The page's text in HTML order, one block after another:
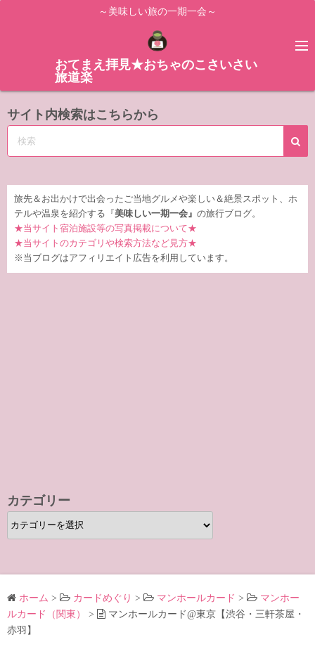
ス
ッ
～美味しい旅の一期一会～
おてまえ拝見★おちゃのこさいさい
旅道楽
サイト内検索はこちらから
旅先＆お出かけで出会ったご当地グルメや楽しい＆絶景スポット、ホ
テルや温泉を紹介する『 美味しい一期一会』 の旅行ブログ。
★当サイト宿泊施設等の写真掲載について★
★当サイトのカテゴリや検索方法など見方★
※当ブログはアフィリエイト広告を利用しています。
カテゴリー
カ
テ
リ
ー ホーム > カードめぐり > マンホールカード >
マンホー
ルカード（関東）
>
マンホールカード@東京【渋谷・三軒茶屋・
赤羽】